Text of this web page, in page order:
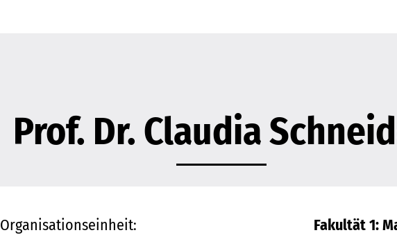
Prof. Dr. Claudia
Organisationseinheit:
Fakultät 1: